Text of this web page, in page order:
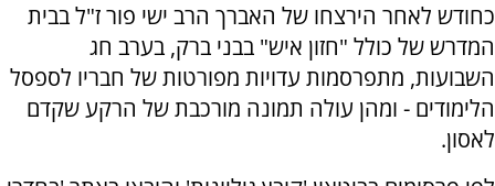
כחודש לאחר הירצחו של האברך הרב ישי פור ז"ל בבית
המדרש של כולל "חזון איש" בבני ברק, בערב חג
השבועות, מתפרסמות עדויות מפורטות של חבריו לספסל
הלימודים - ומהן עולה תמונה מורכבת של הרקע שקדם
לאסון.